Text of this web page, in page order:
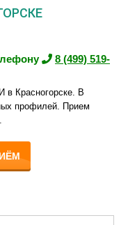
8 (499) 519-
в Красногорске. В
профилей. Прием